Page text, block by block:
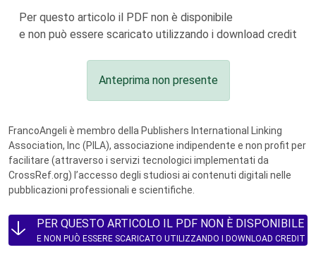
Per questo articolo il PDF non è disponibile
e non può essere scaricato utilizzando i download credit
Anteprima non presente
FrancoAngeli è membro della Publishers International Linking
Association, Inc (PILA), associazione indipendente e non profit per
facilitare (attraverso i servizi tecnologici implementati da
CrossRef.org) l’accesso degli studiosi ai contenuti digitali nelle
pubblicazioni professionali e scientifiche.
PER QUESTO ARTICOLO IL PDF NON È DISPONIBILE
E NON PUÒ ESSERE SCARICATO UTILIZZANDO I DOWNLOAD CREDIT